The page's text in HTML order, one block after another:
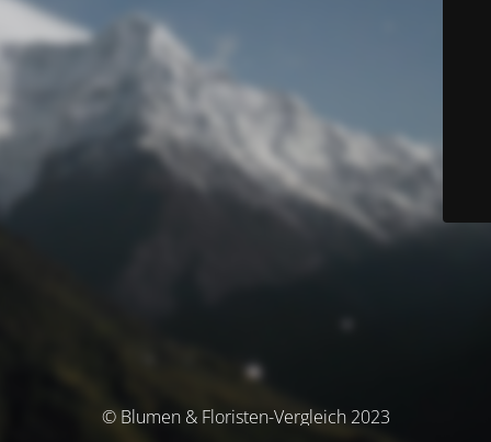
© Blumen & Floristen-Vergleich 2023